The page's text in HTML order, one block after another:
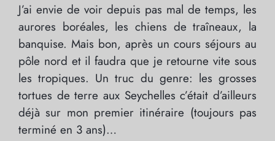
J’ai envie de voir depuis pas mal de temps, les
aurores boréales, les chiens de traîneaux, la
banquise. Mais bon, après un cours séjours au
pôle nord et il faudra que je retourne vite sous
les tropiques. Un truc du genre: les grosses
tortues de terre aux Seychelles c’était d’ailleurs
déjà sur mon premier itinéraire (toujours pas
terminé en 3 ans)…